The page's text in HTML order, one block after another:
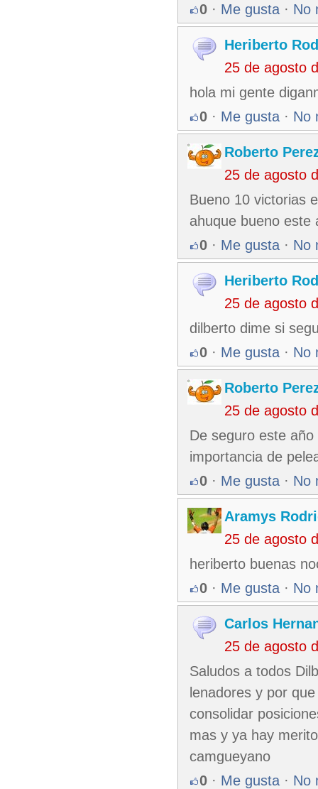
0 · Me gusta · No
Heriberto
25 de agosto
hola mi gente
0 · Me gusta · No
Roberto
25 de agosto
Bueno 10 victorias
ahuque bueno este
0 · Me gusta · No
Heriberto
25 de agosto
dilberto dime si
0 · Me gusta · No
Roberto
25 de agosto
De seguro este
importancia de
0 · Me gusta · No
Aramys
25 de agosto
heriberto buenas
0 · Me gusta · No
Carlos
25 de agosto
Saludos a todos
lenadores y por
consolidar
mas y ya hay
camgueyano
0 · Me gusta · No